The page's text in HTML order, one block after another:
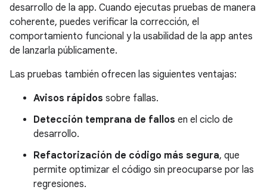
desarrollo de la app. Cuando ejecutas pruebas de manera
coherente, puedes verificar la corrección, el
comportamiento funcional y la usabilidad de la app antes
de lanzarla públicamente.
Las pruebas también ofrecen las siguientes ventajas:
Avisos rápidos sobre fallas.
Detección temprana de fallos en el ciclo de
desarrollo.
Refactorización de código más segura, que
permite optimizar el código sin preocuparse por las
regresiones.